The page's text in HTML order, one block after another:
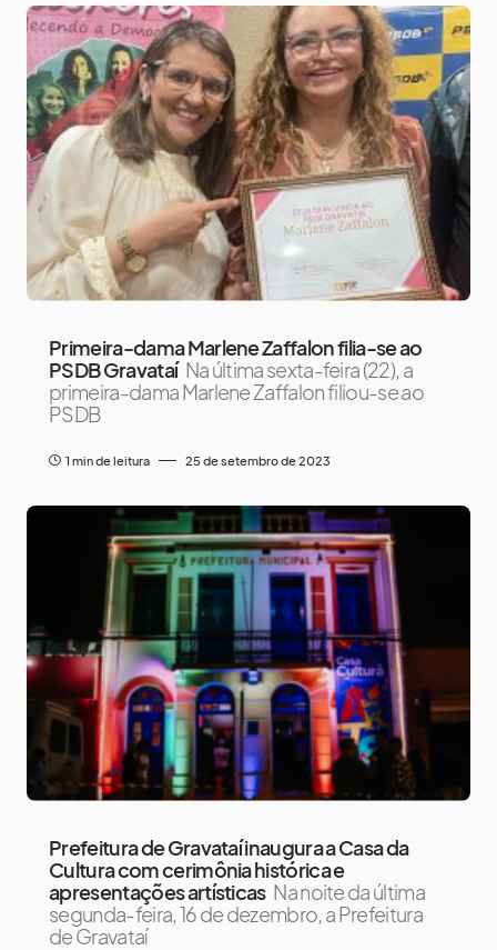
Primeira-dama Marlene Zaffalon filia-se ao
PSDB Gravataí Na última sexta-feira (22), a
primeira-dama Marlene Zaffalon filiou-se ao
PSDB
1 min de leitura 25 de setembro de 2023
Prefeitura de Gravataí inaugura a Casa da
Cultura com cerimônia histórica e
apresentações artísticas Na noite da última
segunda-feira, 16 de dezembro, a Prefeitura
de Gravataí